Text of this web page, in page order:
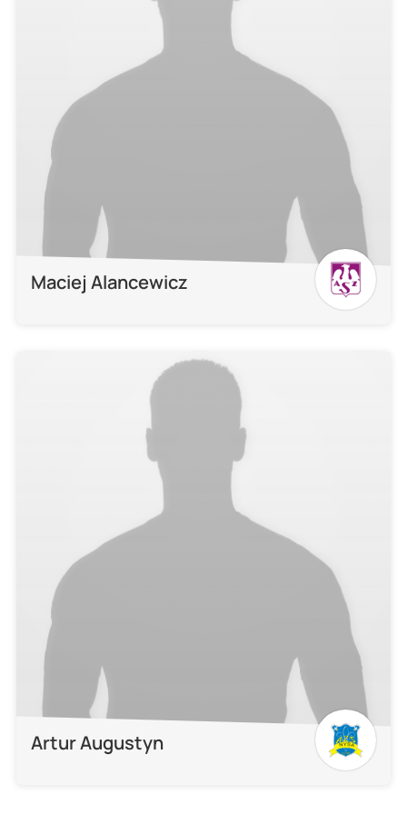
Maciej Alancewicz
Artur Augustyn